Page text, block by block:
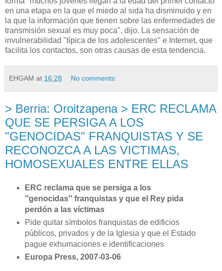
en una etapa en la que el miedo al sida ha disminuido y en
la que la información que tienen sobre las enfermedades de
transmisión sexual es muy poca", dijo. La sensación de
invulnerabilidad "típica de los adolescentes" e Internet, que
facilita los contactos, son otras causas de esta tendencia.
EHGAM at 16:28 No comments:
> Berria: Oroitzapena > ERC RECLAMA
QUE SE PERSIGA A LOS
"GENOCIDAS" FRANQUISTAS Y SE
RECONOZCA A LAS VICTIMAS,
HOMOSEXUALES ENTRE ELLAS
ERC reclama que se persiga a los
''genocidas'' franquistas y que el Rey pida
perdón a las víctimas
Pide quitar símbolos franquistas de edificios
públicos, privados y de la Iglesia y que el Estado
pague exhumaciones e identificaciones
Europa Press, 2007-03-06